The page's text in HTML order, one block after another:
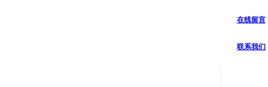
在线留言
联系我们